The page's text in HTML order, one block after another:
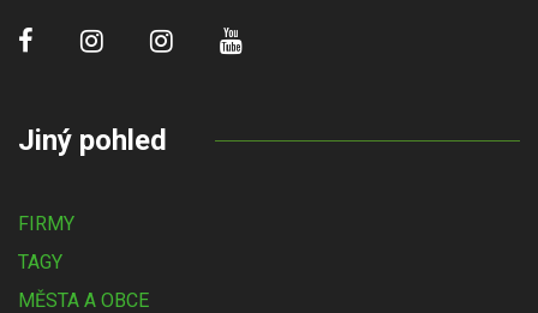
Jiný pohled
FIRMY
TAGY
MĚSTA A OBCE